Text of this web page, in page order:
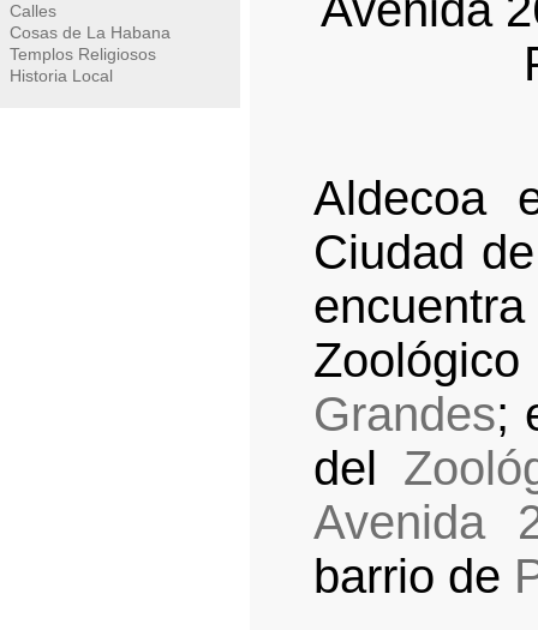
Calles
Cosas de La Habana
Templos Religiosos
Historia Local
Aldecoa
Ciudad
Grandes;
del
Avenida
barrio de